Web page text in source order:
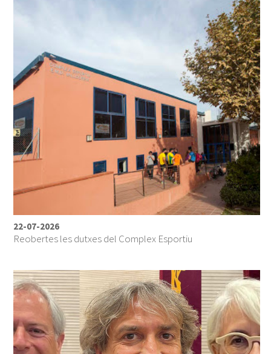
22-07-2026
Reobertes les dutxes del Complex Esportiu